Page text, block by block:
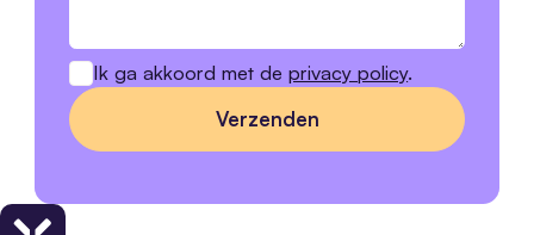
Ik ga akkoord met deprivacy policy.